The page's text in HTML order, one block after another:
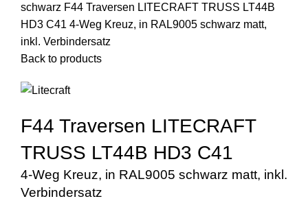
schwarz F44 Traversen LITECRAFT TRUSS LT44B
HD3 C41 4-Weg Kreuz, in RAL9005 schwarz matt,
inkl. Verbindersatz
Back to products
F44 Traversen LITECRAFT
TRUSS LT44B HD3 C41
4-Weg Kreuz, in RAL9005 schwarz matt, inkl.
Verbindersatz